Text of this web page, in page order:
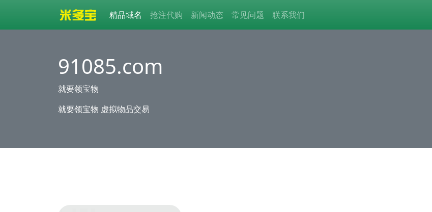
精品域名 抢注代购 新闻动态 常见问题 联系我们
91085.com
就要领宝物
就要领宝物 虚拟物品交易